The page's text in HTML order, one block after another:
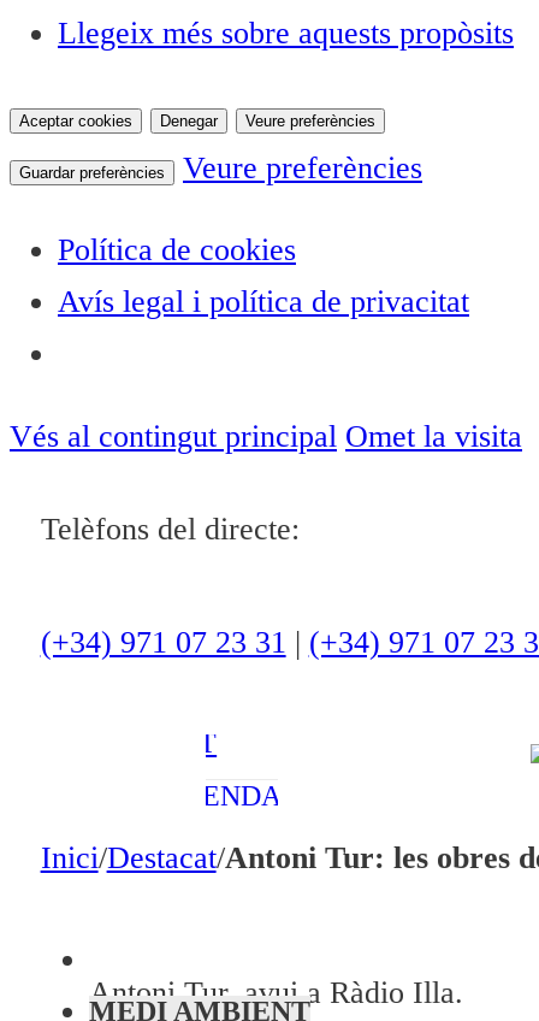
Llegeix més sobre aquests propòsits
Aceptar cookies Denegar Veure preferències
Guardar preferències Veure preferències
Política de cookies
Avís legal i política de privacitat
Vés al contingut principal Omet la visita
Telèfons del directe:
(+34) 971 07 23 31 | (+34) 971 07 23
ACTUALITAT
OCI
ENTREVISTES
AMBIENT
AGENDA
En directe
Qui som?
Inici/Destacat/Antoni Tur: les obres
Antoni Tur, avui a Ràdio Illa.
MEDI AMBIENT